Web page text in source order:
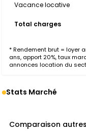
Vacance locative
Total charges
* Rendement brut = loyer
ans, apport 20%, taux
annonces location du
Stats Marché
Comparaison